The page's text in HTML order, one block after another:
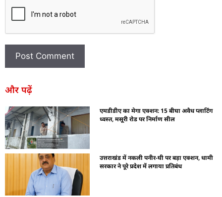
और पढ़ें
एमडीडीए का मेगा एक्शन: 15 बीघा अवैध प्लाटिंग
ध्वस्त, मसूरी रोड पर निर्माण सील
उत्तराखंड में नकली पनीर-घी पर बड़ा एक्शन, धामी
सरकार ने पूरे प्रदेश में लगाया प्रतिबंध